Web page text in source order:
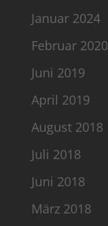
Januar 2024
Februar 2020
Juni 2019
April 2019
August 2018
Juli 2018
Juni 2018
März 2018